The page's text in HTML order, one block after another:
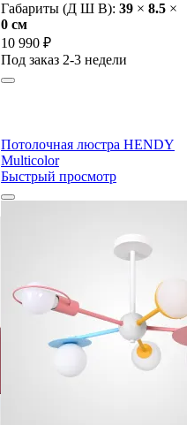
Габариты (Д Ш В): 39 × 8.5 ×
0 cм
10 990 ₽
Под заказ 2-3 недели
Потолочная люстра HENDY
Multicolor
Быстрый просмотр